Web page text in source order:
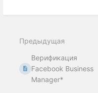
Предыдущая
Верификация
Facebook Business
Manager*